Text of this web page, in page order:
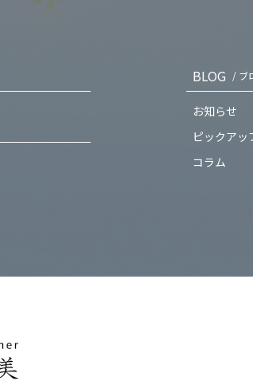
BLOG / ブ
お知らせ
ピックアッ
コラム